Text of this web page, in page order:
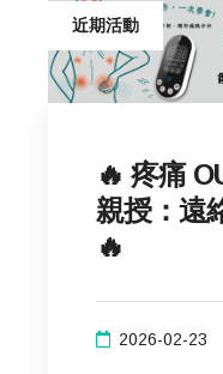
近期活動
🔥 疼痛
親授：遠
🔥
2026-02-23